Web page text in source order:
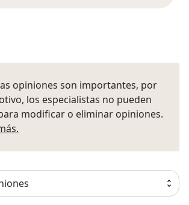
opiniones son importantes, por
los especialistas no pueden
modificar o eliminar opiniones.